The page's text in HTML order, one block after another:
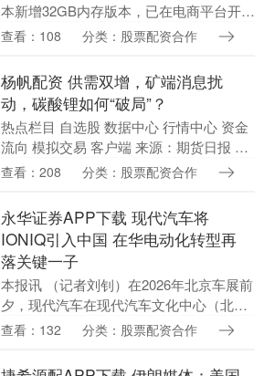
本新增32GB内存版本，已在电商平台开启
预约抢购。 华硕破晓Ultra笔记本电脑新增
查看：108 分类：股票配资合作
杨帆配资 供需双增，矿端消息扰
动，碳酸锂如何“破局”？
热点栏目 自选股 数据中心 行情中心 资金
流向 模拟交易 客户端 来源：期货日报 上
周，碳酸锂期货围绕150000元/吨关口震
查看：208 分类：股票配资合作
永华证券APP下载 现代汽车将
IONIQ引入中国 在华电动化转型再
落关键一子
本报讯 （记者刘钊）在2026年北京车展前
夕，现代汽车在现代汽车文化中心（北
京）宣布旗下电动化品牌IONIQ（艾尼
氪）两....
查看：132 分类：股票配资合作